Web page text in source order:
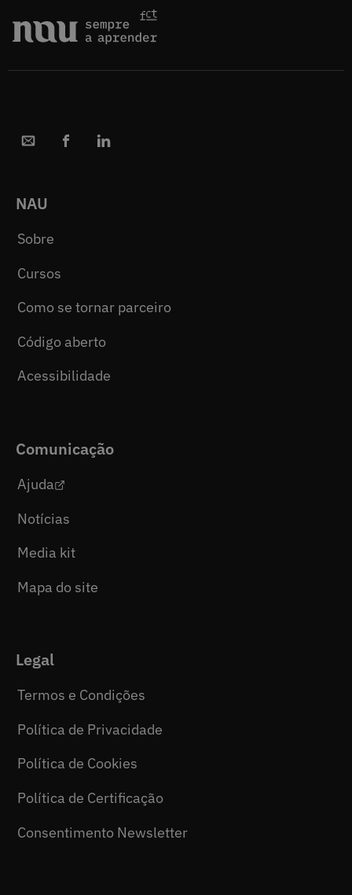
NAU
Sobre
Cursos
Como se tornar parceiro
Código aberto
Acessibilidade
Comunicação
Ajuda
Notícias
Media kit
Mapa do site
Legal
Termos e Condições
Política de Privacidade
Política de Cookies
Política de Certificação
Consentimento Newsletter